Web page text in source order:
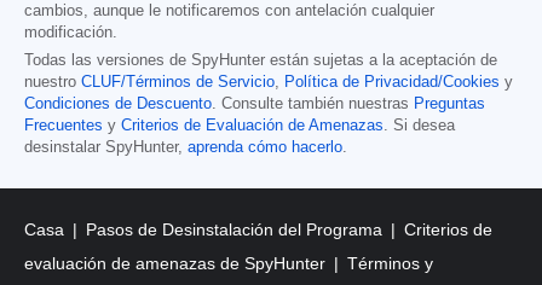
cambios, aunque le notificaremos con antelación cualquier
modificación.
Todas las versiones de SpyHunter están sujetas a la aceptación de
nuestro CLUF/Términos de Servicio, Política de Privacidad/Cookies y
Condiciones de Descuento. Consulte también nuestras Preguntas
Frecuentes y Criterios de Evaluación de Amenazas. Si desea
desinstalar SpyHunter, aprenda cómo hacerlo.
Casa Pasos de Desinstalación del Programa
Criterios de
evaluación de amenazas de SpyHunter
Términos y